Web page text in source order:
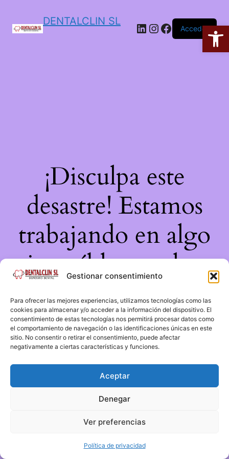
Gestionar consentimiento
Para ofrecer las mejores experiencias, utilizamos tecnologías como las
cookies para almacenar y/o acceder a la información del dispositivo. El
consentimiento de estas tecnologías nos permitirá procesar datos como
el comportamiento de navegación o las identificaciones únicas en este
sitio. No consentir o retirar el consentimiento, puede afectar
negativamente a ciertas características y funciones.
Aceptar
Denegar
Ver preferencias
Política de privacidad
DENTALCLIN SL
Acceder
¡Disculpa este
desastre! Estamos
trabajando en algo
increíble, ¡vuelve
pronto!